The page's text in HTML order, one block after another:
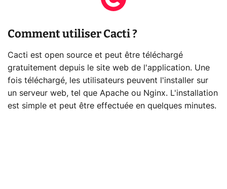
Comment utiliser Cacti ?
Cacti est open source et peut être téléchargé
gratuitement depuis le site web de l'application. Une
fois téléchargé, les utilisateurs peuvent l'installer sur
un serveur web, tel que Apache ou Nginx. L'installation
est simple et peut être effectuée en quelques minutes.